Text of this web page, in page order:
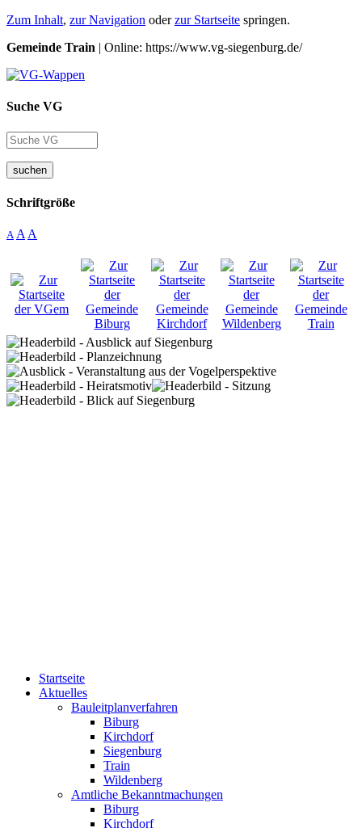
Zum Inhalt, zur Navigation oderzur Startseite springen.
Gemeinde Train | Online: https://www.vg-siegenburg.de/
Suche VG
suchen
Schriftgröße
A A A
Startseite
Aktuelles
Bauleitplanverfahren
Biburg
Kirchdorf
Siegenburg
Train
Wildenberg
Amtliche Bekanntmachungen
Biburg
Kirchdorf